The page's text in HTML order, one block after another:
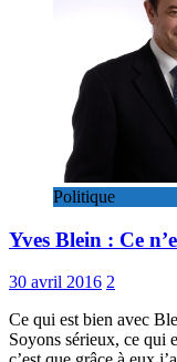
Politique
Yves Blein : Ce
30 avril 2016 2
Ce qui est bien avec
Soyons sérieux, ce qui